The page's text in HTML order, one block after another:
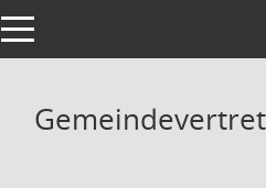
Toggle navigation